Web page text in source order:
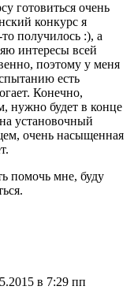
готовиться очень
конкурс я
получилось :), а
интересы всей
поэтому у меня
есть
Конечно,
нужно будет в конце
установочный
очень насыщенная
помочь мне, буду
в 7:29 пп